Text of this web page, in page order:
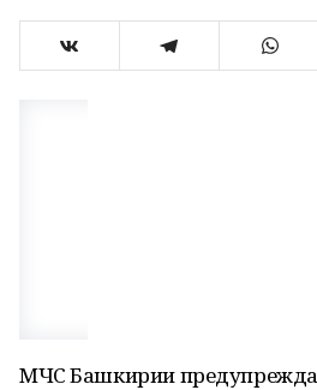
МЧС Башкирии